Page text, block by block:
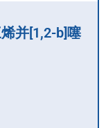
并[1,2-b]噻